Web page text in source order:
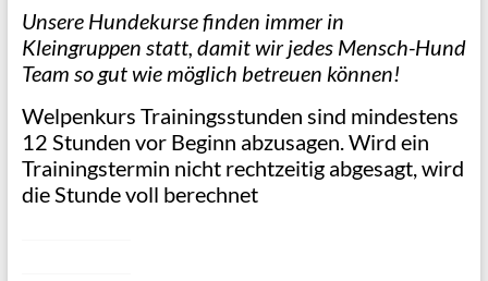
Unsere Hundekurse finden immer in
Kleingruppen statt, damit wir jedes Mensch-Hund
Team so gut wie möglich betreuen können!
Welpenkurs Trainingsstunden sind mindestens
12 Stunden vor Beginn abzusagen. Wird ein
Trainingstermin nicht rechtzeitig abgesagt, wird
die Stunde voll berechnet